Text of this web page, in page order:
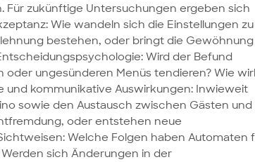
Für zukünftige Untersuchungen ergeben sich
Wie wandeln sich die Einstellungen zu
bestehen, oder bringt die Gewöhnung
Wird der Befund
ungesünderen Menüs tendieren? Wie
und kommunikative Auswirkungen: Inwieweit
sowie den Austausch zwischen Gästen und
oder entstehen neue
Welche Folgen haben Automaten
sich Änderungen in der